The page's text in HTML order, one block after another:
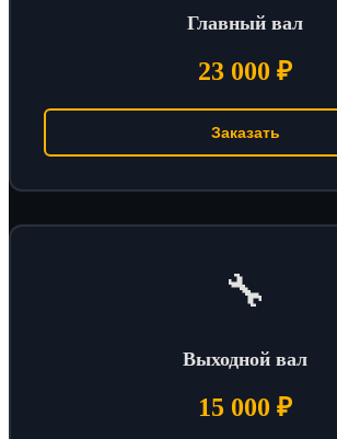
Главный вал
23 000 ₽
Заказать
🔧
Выходной вал
15 000 ₽